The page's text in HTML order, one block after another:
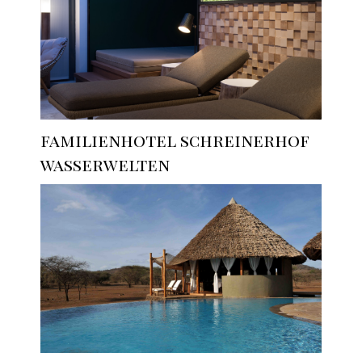
familienhotel schreinerhof
wasserwelten